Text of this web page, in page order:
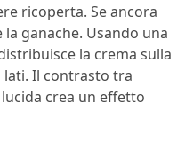
ricoperta. Se ancora
ganache. Usando una
la crema sulla
lati. Il contrasto tra
crea un effetto